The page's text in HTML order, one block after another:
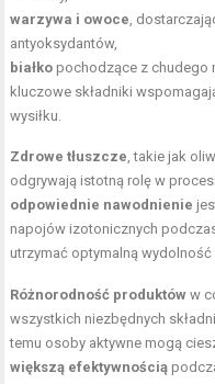
warzywa i owoce,
antyoksydantów,
białko pochodzące z chudego
kluczowe składniki
wysiłku.
Zdrowe tłuszcze, takie jak
odgrywają istotną rolę w
odpowiednie nawodnienie
napojów izotonicznych
utrzymać optymalną wydolność
Różnorodność produktów w
wszystkich niezbędnych
temu osoby aktywne mogą
większą efektywnością